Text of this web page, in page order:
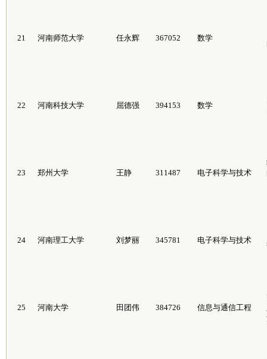
21 河南师范大学 任永辉 367052 数学
22 河南科技大学 屈德强 394153 数学
23 郑州大学 王静 311487 电子科学与技术
24 河南理工大学 刘梦丽 345781 电子科学与技术
25 河南大学 田团伟 384726 信息与通信工程